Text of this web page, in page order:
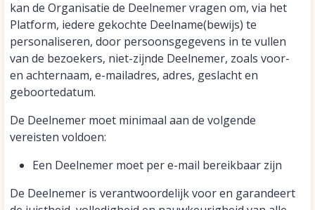
kan de Organisatie de Deelnemer vragen om, via het
Platform, iedere gekochte Deelname(bewijs) te
personaliseren, door persoonsgegevens in te vullen
van de bezoekers, niet-zijnde Deelnemer, zoals voor-
en achternaam, e-mailadres, adres, geslacht en
geboortedatum.
De Deelnemer moet minimaal aan de volgende
vereisten voldoen:
Een Deelnemer moet per e-mail bereikbaar zijn
De Deelnemer is verantwoordelijk voor en garandeert